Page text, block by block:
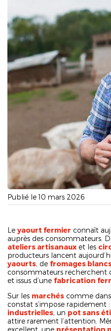
Publié le 10 mars 2026
Le yaourt fermier connaît
auprès des consommateurs.
ateliers artisanaux et les
producteurs lancent
yaourts, de fromages
consommateurs recherchent
et issus d’une fabrication
Sur les marchés comme
constat s’impose rapidement
industrielles, un pot sans
attire rarement l’attention.
excellent, une présentation